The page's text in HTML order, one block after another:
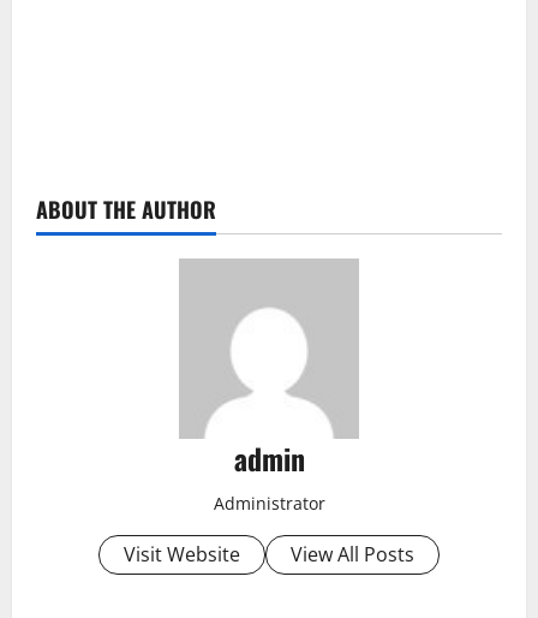
ABOUT THE AUTHOR
admin
Administrator
Visit Website View All Posts